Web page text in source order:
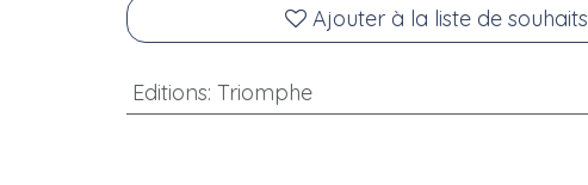
Ajouter à la liste de souhaits
Editions: Triomphe